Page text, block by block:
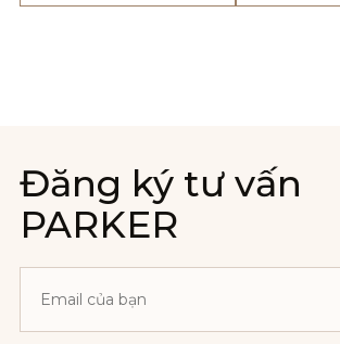
Đăng ký tư vấn
PARKER